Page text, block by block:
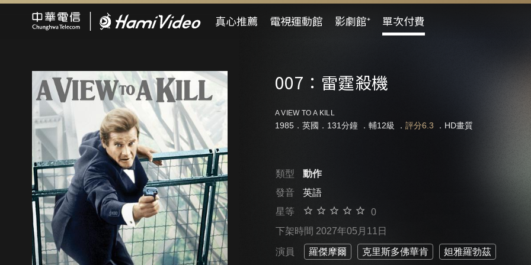
真心推薦 電視運動館 影劇館⁺ 單次付費
007：雷霆殺機
A VIEW TO A KILL
1985．英國．131分鐘 ． 輔12級 ． 評分6.3 ．HD畫質
類型
動作
發音
英語
星等
0
下架時間 2027年05月11日
演員 羅傑摩爾 克里斯多佛華肯 妲雅羅勃茲